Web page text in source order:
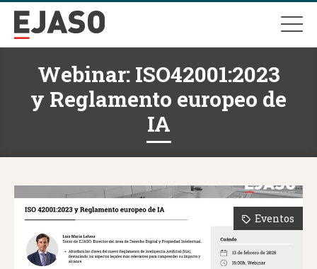
Webinar: ISO42001:2023
y Reglamento europeo de
IA
Eventos